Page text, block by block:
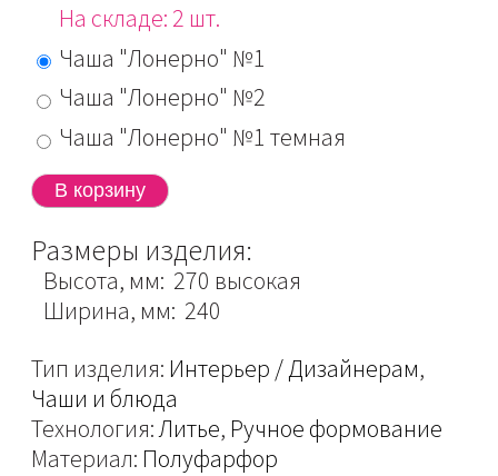
На складе: 2 шт.
Чаша "Лонерно" №1
Чаша "Лонерно" №2
Чаша "Лонерно" №1 темная
Размеры изделия:
Высота, мм: 270 высокая
Ширина, мм: 240
Тип изделия: Интерьер / Дизайнерам,
Чаши и блюда
Технология:Литье, Ручное формование
Материал: Полуфарфор